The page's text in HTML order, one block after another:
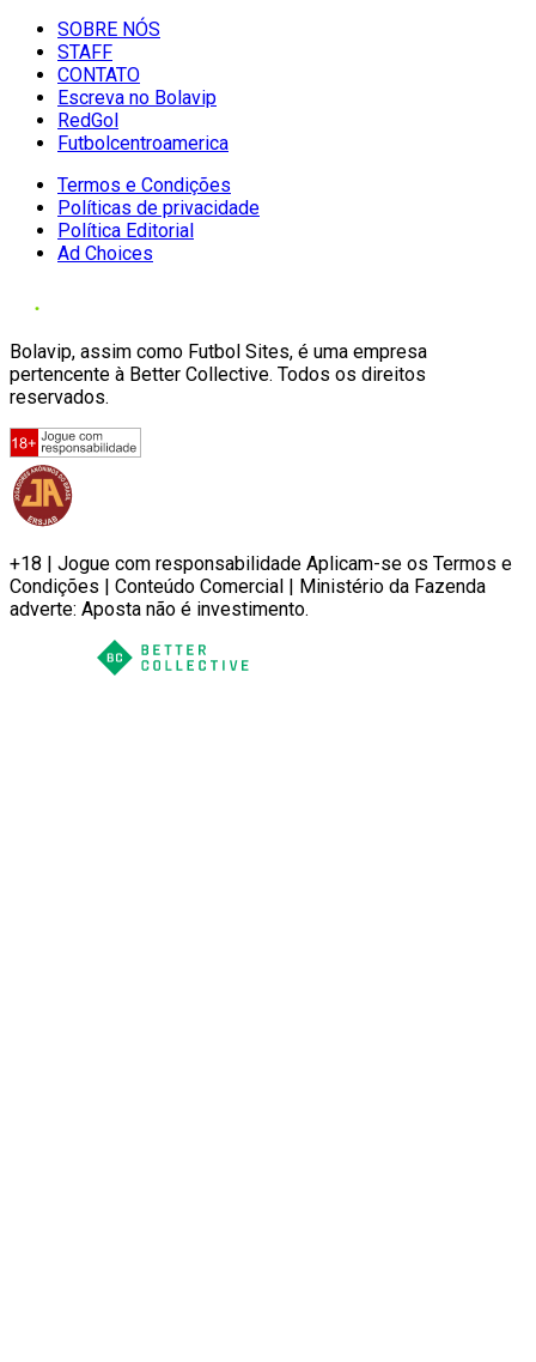
SOBRE NÓS
STAFF
CONTATO
Escreva no Bolavip
RedGol
Futbolcentroamerica
Termos e Condições
Políticas de privacidade
Política Editorial
Ad Choices
Bolavip, assim como Futbol Sites, é uma empresa
pertencente à Better Collective. Todos os direitos
reservados.
+18 | Jogue com responsabilidade Aplicam-se os Termos e
Condições | Conteúdo Comercial | Ministério da Fazenda
adverte: Aposta não é investimento.